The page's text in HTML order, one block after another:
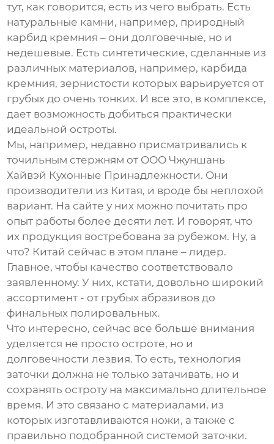
тут, как говорится, есть из чего выбрать. Есть
натуральные камни, например, природный
карбид кремния – они долговечные, но и
недешевые. Есть синтетические, сделанные из
различных материалов, например, карбида
кремния, зернистости которых варьируется от
грубых до очень тонких. И все это, в комплексе,
дает возможность добиться практически
идеальной остроты.
Мы, например, недавно присматривались к
точильным стержням от ООО Чжуншань
Хайвэй Кухонные Принадлежности. Они
производители из Китая, и вроде бы неплохой
вариант. На сайте у них можно почитать про
опыт работы более десяти лет. И говорят, что
их продукция востребована за рубежом. Ну, а
что? Китай сейчас в этом плане – лидер.
Главное, чтобы качество соответствовало
заявленному. У них, кстати, довольно широкий
ассортимент - от грубых абразивов до
финальных полировальных.
Что интересно, сейчас все больше внимания
уделяется не просто остроте, но и
долговечности лезвия. То есть, технология
заточки должна не только затачивать, но и
сохранять остроту на максимально длительное
время. И это связано с материалами, из
которых изготавливаются ножи, а также с
правильно подобранной системой заточки.